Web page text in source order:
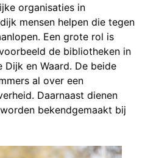
organisaties in
mensen helpen die tegen
Een grote rol is
de bibliotheken in
en Waard. De beide
al over een
Daarnaast dienen
bekendgemaakt bij